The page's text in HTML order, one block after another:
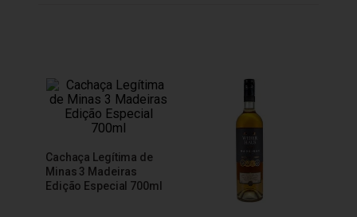
Cachaça Legítima de
Minas 3 Madeiras
Edição Especial 700ml